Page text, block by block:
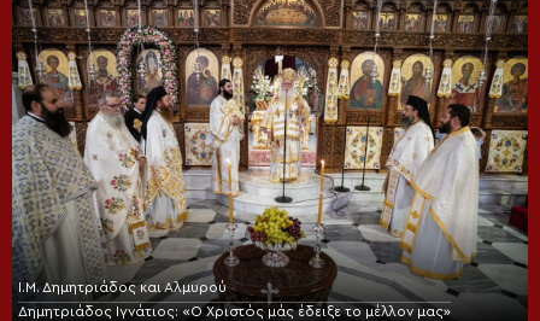
Ι.Μ. Δημητριάδος και Αλμυρού
Δημητριάδος Ιγνάτιος: «Ο Χριστός μάς έδειξε το μέλλον μας»